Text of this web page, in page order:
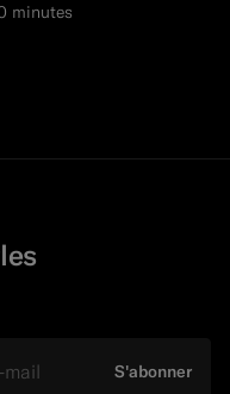
minutes
S'abonner